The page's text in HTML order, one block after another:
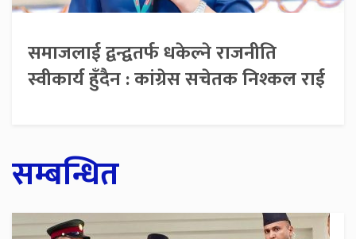
समाजलाई द्वन्द्वतर्फ धकेल्ने राजनीति
स्वीकार्य हुँदैन : कांग्रेस सचेतक निश्कल राई
सम्बन्धित